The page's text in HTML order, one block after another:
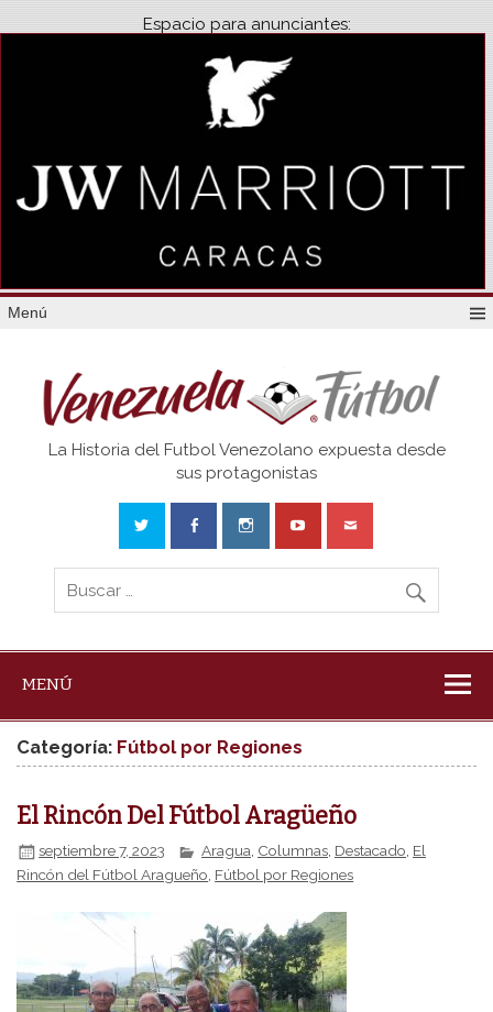
Espacio para anunciantes:
Menú
Venezuela
La Historia del Futbol Venezolano expuesta desde
sus protagonistas
MENÚ
Categoría: Fútbol por Regiones
El Rincón Del Fútbol Aragüeño
septiembre 7, 2023 Aragua, Columnas, Destacado, El
Rincón del Fútbol Aragueño Fútbol por Regiones